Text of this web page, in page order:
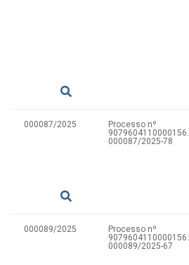
000087/2025
Processo nº
9079604110000156.
000087/2025-78
000089/2025
Processo nº
9079604110000156.
000089/2025-67